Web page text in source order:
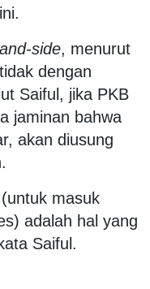
side, menurut
dengan
Saiful, jika PKB
jaminan bahwa
akan diusung
masuk
adalah hal yang
Saiful.